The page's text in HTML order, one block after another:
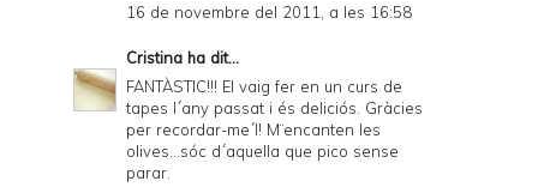
16 de novembre del 2011, a les 16:58
Cristina ha dit...
FANTÀSTIC!!! El vaig fer en un curs de
tapes l´any passat i és deliciós. Gràcies
per recordar-me´l! M¨encanten les
olives...sóc d´aquella que pico sense
parar.